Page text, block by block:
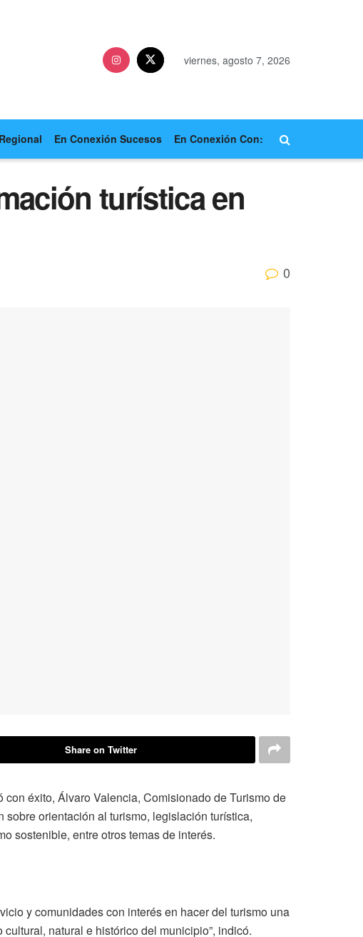
viernes, agosto 7, 2026
En Conexión Sucesos En Conexión Con:
turística en
0
Share on Twitter
éxito, Álvaro Valencia, Comisionado de Turismo de
orientación al turismo, legislación turística,
sostenible, entre otros temas de interés.
y comunidades con interés en hacer del turismo una
natural e histórico del municipio”, indicó.